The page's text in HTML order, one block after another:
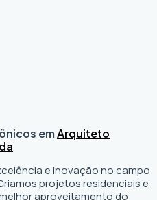
emArquiteto
e inovação no campo
projetos residenciais e
aproveitamento do